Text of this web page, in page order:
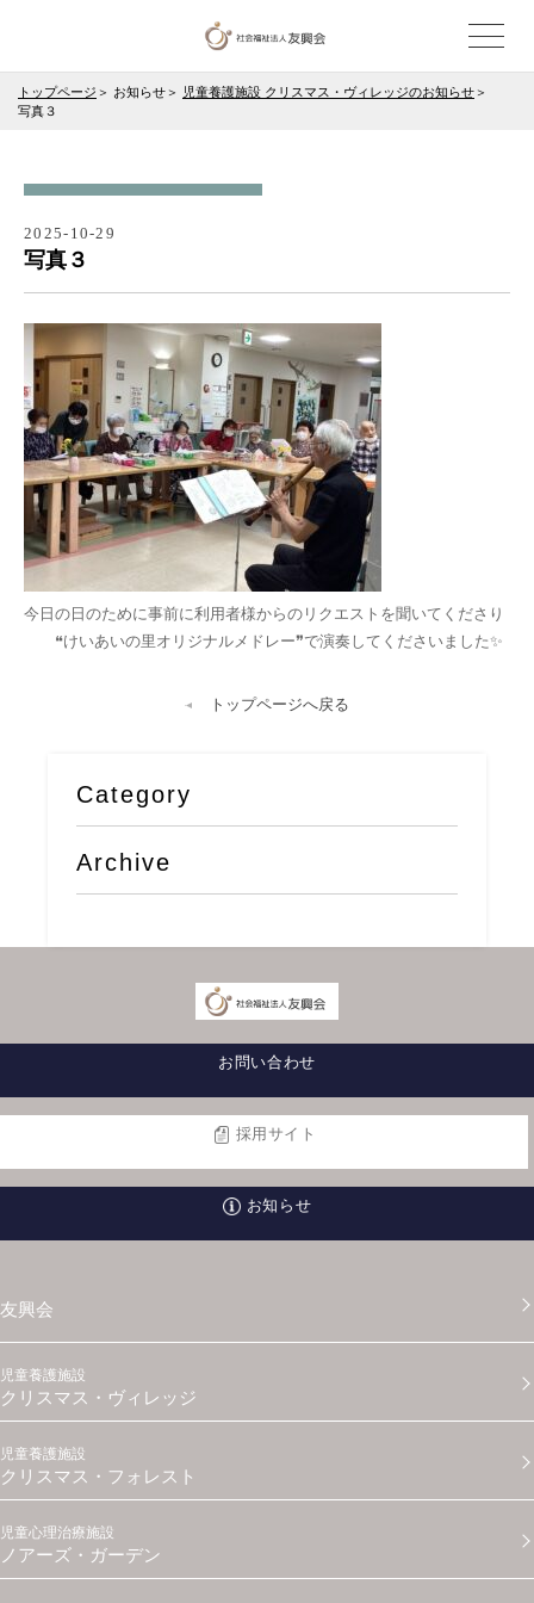
トップページ お知らせ
児童養護施設 クリスマス・ヴィレッジのお知らせ
写真３
2025-10-29
写真３
今日の日のために事前に利用者様からのリクエストを聞いてくださり
❝けいあいの里オリジナルメドレー❞で演奏してくださいました✨
トップページへ戻る
Category
Archive
お問い合わせ
採用サイト
お知らせ
友興会
児童養護施設
クリスマス・ヴィレッジ
児童養護施設
クリスマス・フォレスト
児童心理治療施設
ノアーズ・ガーデン